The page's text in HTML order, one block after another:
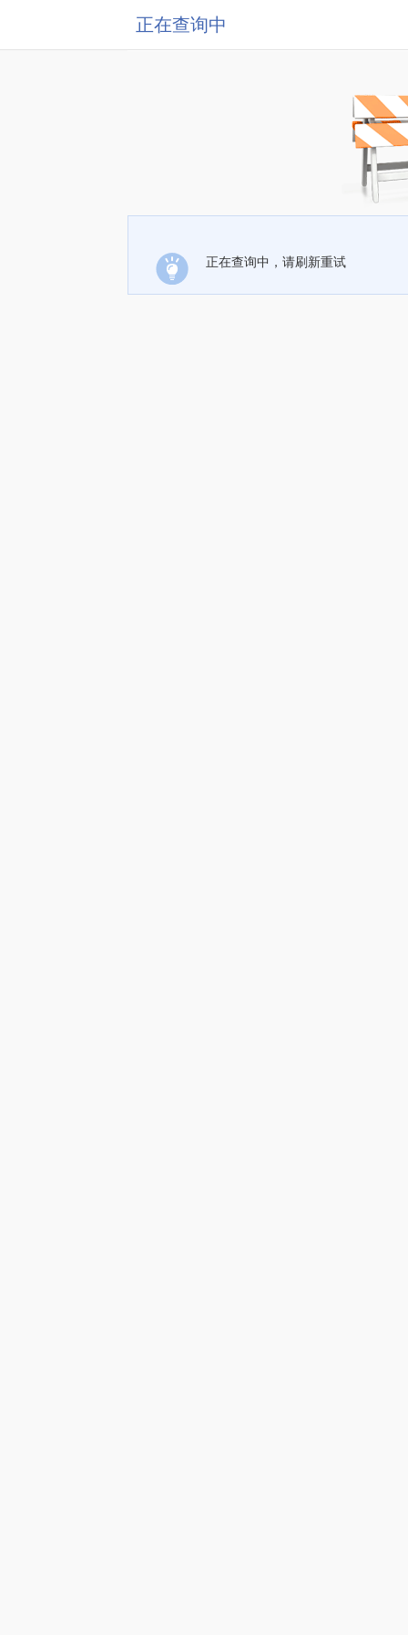
正在查询中
正在查询中，请刷新重试